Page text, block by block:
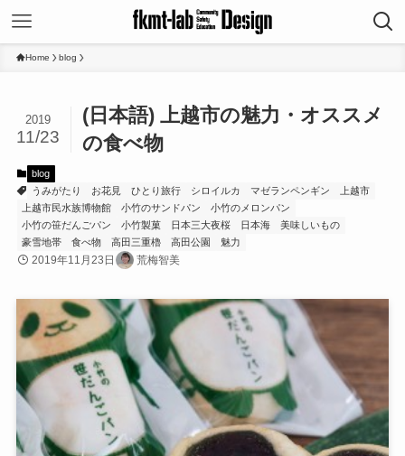
Home blog
(日本語) 上越市の魅力・オススメ
の食べ物
2019
11/23
blog
うみがたり
お花見 ひとり旅行 シロイルカ マゼランペンギン
上越市
上越市民水族博物館
小竹のサンドパン
小竹のメロンパン
小竹の笹だんごパン
小竹製菓 日本三大夜桜 日本海
美味しいもの
豪雪地帯
食べ物 高田三重櫓 高田公園 魅力
2019年11月23日 荒梅智美